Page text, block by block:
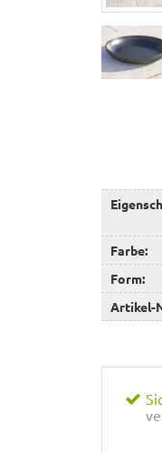
Farbe:
Form:
Artikel-